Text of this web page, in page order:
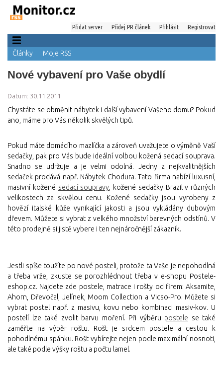
Přidat server Přidej PR článek Přihlásit Registrovat
Články Moje RSS
Nové vybavení pro Vaše obydlí
Datum: 30.11.2011
Chystáte se obměnit nábytek i další vybavení Vašeho domu? Pokud
ano, máme pro Vás několik skvělých tipů.
Pokud máte domácího mazlíčka a zároveň uvažujete o výměně Vaší
sedačky, pak pro Vás bude ideální volbou kožená sedací souprava.
Snadno se udržuje a je velmi odolná. Jedny z nejkvalitnějších
sedaček prodává např. Nábytek Chodura. Tato firma nabízí luxusní,
masivní kožené sedací soupravy , kožené sedačky Brazil v různých
velikostech za skvělou cenu. Kožené sedačky jsou vyrobeny z
hovězí italské kůže vynikající jakosti a jsou vykládány dubovým
dřevem. Můžete si vybrat z velkého množství barevných odstínů. V
této prodejně si jistě vybere i ten nejnáročnější zákazník.
Jestli spíše toužíte po nové posteli, protože ta Vaše je nepohodlná
a třeba vrže, zkuste se porozhlédnout třeba v e-shopu Postele-
eshop.cz. Najdete zde postele, matrace i rošty od firem: Aksamite,
Ahorn, Dřevočal, Jelínek, Moom Collection a Vicso-Pro. Můžete si
vybrat postel např. z masivu, kovu nebo kombinaci masiv-kov. U
postelí lze také zvolit barvu moření. Při výběru postele se také
zaměřte na výběr roštu. Rošt je srdcem postele a cestou k
pohodlnému spánku. Rošt vybírejte nejen podle maximální nosnoti,
ale také podle výšky roštu a počtu lamel.